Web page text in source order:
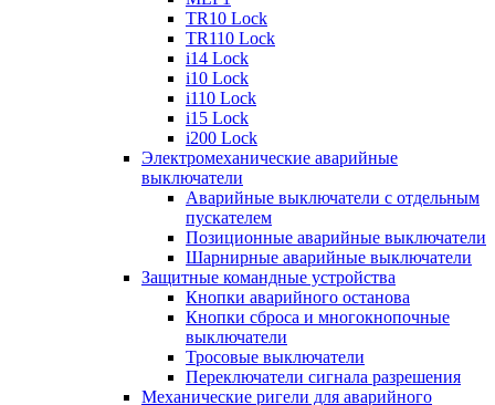
TR10 Lock
TR110 Lock
i14 Lock
i10 Lock
i110 Lock
i15 Lock
i200 Lock
Электромеханические аварийные
выключатели
Аварийные выключатели с отдельным
пускателем
Позиционные аварийные выключатели
Шарнирные аварийные выключатели
Защитные командные устройства
Кнопки аварийного останова
Кнопки сброса и многокнопочные
выключатели
Тросовые выключатели
Переключатели сигнала разрешения
Механические ригели для аварийного